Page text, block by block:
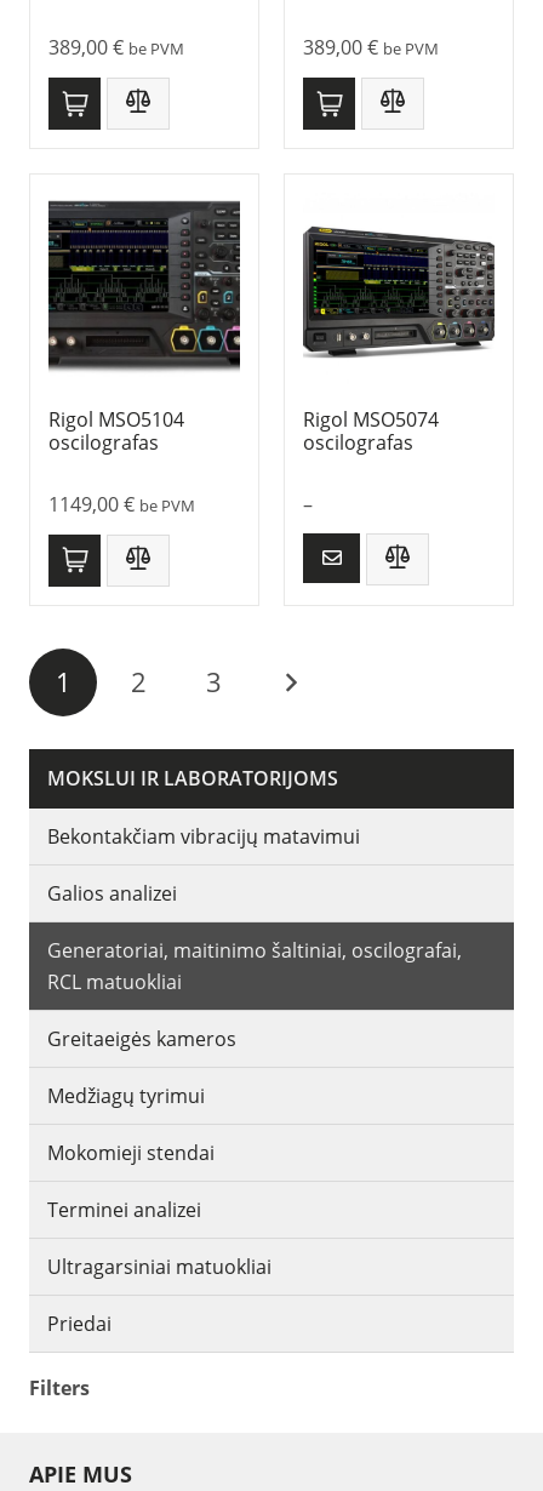
MOKSLUI IR LABORATORIJOMS
Bekontakčiam vibracijų matavimui
Galios analizei
Generatoriai, maitinimo šaltiniai, oscilografai,
RCL matuokliai
Greitaeigės kameros
Medžiagų tyrimui
Mokomieji stendai
Terminei analizei
Ultragarsiniai matuokliai
Priedai
Filters
389,00€ be PVM 389,00€ be PVM
Rigol MSO5104
oscilografas
1149,00€ be PVM
Rigol MSO5074
oscilografas
–
1 2 3
APIE MUS